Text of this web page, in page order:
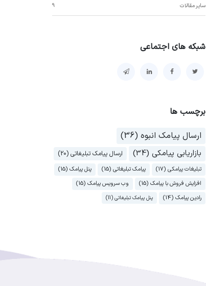
سایر مقالات 9
شبکه های اجتماعی
برچسب ها
ارسال پیامک انبوه (36)
بازاریابی پیامکی (34) ارسال پیامک تبلیغاتی (20)
تبلیغات پیامکی (17) پیامک تبلیغاتی (15)
پنل پیامک (15)
افزایش فروش با پیامک (15)
وب سرویس پیامک (15)
رادین پیامک (14)
پنل پیامک تبلیغاتی (11)